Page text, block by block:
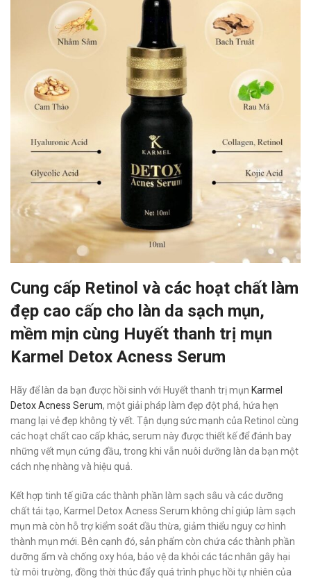
Cung cấp Retinol và các hoạt chất làm
đẹp cao cấp cho làn da sạch mụn,
mềm mịn cùng Huyết thanh trị mụn
Karmel Detox Acness Serum
Hãy để làn da bạn được hồi sinh với Huyết thanh trị mụn Karmel
Detox Acness Serum, một giải pháp làm đẹp đột phá, hứa hẹn
mang lại vẻ đẹp không tỳ vết. Tận dụng sức mạnh của Retinol cùng
các hoạt chất cao cấp khác, serum này được thiết kế để đánh bay
những vết mụn cứng đầu, trong khi vẫn nuôi dưỡng làn da bạn một
cách nhẹ nhàng và hiệu quả.
Kết hợp tinh tế giữa các thành phần làm sạch sâu và các dưỡng
chất tái tạo, Karmel Detox Acness Serum không chỉ giúp làm sạch
mụn mà còn hỗ trợ kiểm soát dầu thừa, giảm thiểu nguy cơ hình
thành mụn mới. Bên cạnh đó, sản phẩm còn chứa các thành phần
dưỡng ẩm và chống oxy hóa, bảo vệ da khỏi các tác nhân gây hại
từ môi trường, đồng thời thúc đẩy quá trình phục hồi tự nhiên của